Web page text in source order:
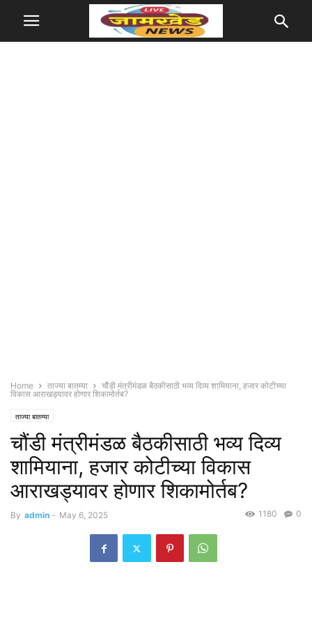
Home ताज्या बातम्या
चौंडी मंत्रीमंडळ बैठकीसाठी भव्य दिव्य शामियाना, हजार कोटीच्या
विकास आराखड्यावर होणार शिकामोर्तब?
ताज्या बातम्या
चौंडी मंत्रीमंडळ बैठकीसाठी भव्य दिव्य
शामियाना, हजार कोटीच्या विकास
आराखड्यावर होणार शिकामोर्तब?
By admin - May 6, 2025 0
1180